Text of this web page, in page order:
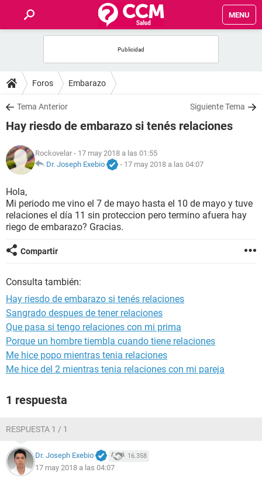
MENU
FOROS
SALUD
FAMILIA
NUTRICIÓN
BIENESTAR
SEXUALIDAD
GLOSARIO
Foros Embarazo
Tema Anterior Siguiente Tema
Hay riesdo de embarazo si tenés relaciones
Rockovelar - 17 may 2018 a las 01:55
Dr. Joseph Exebio
- 17 may 2018 a las 04:07
Hola,
Mi periodo me vino el 7 de mayo hasta el 10 de mayo y tuve
relaciones el día 11 sin proteccion pero termino afuera hay
riego de embarazo? Gracias.
Compartir
Consulta también:
Hay riesdo de embarazo si tenés relaciones
Sangrado despues de tener relaciones
Que pasa si tengo relaciones con mi prima
Porque un hombre tiembla cuando tiene relaciones
Me hice popo mientras tenia relaciones
Me hice del 2 mientras tenia relaciones con mi pareja
1 respuesta
RESPUESTA 1 / 1
Dr. Joseph Exebio 16.358
17 may 2018 a las 04:07